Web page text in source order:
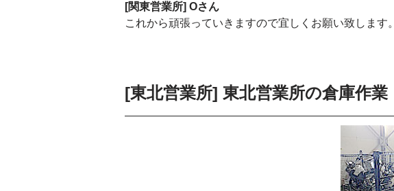
[関東営業所] Oさん
これから頑張っていきますので宜しくお願い致します。
[東北営業所] 東北営業所の倉庫作業